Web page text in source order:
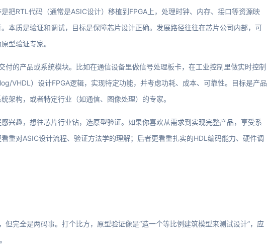
把RTL代码（通常是ASIC设计）移植到FPGA上，处理时钟、内存、接口等资源映
本质是验证和调试，目标是保障芯片设计正确。发展路径往往在芯片公司内部，可
型验证专家。
付的产品或系统模块。比如在通信设备里做信号处理板卡，在工业控制里做实时控制
VHDL）设计FPGA逻辑，实现特定功能，并考虑功耗、成本、可靠性。目标是产品
架构，或者特定行业（如通信、图像处理）的专家。
兴趣，想往芯片行业钻，选原型验证。如果你喜欢从需求到实现完整产品，享受系
重对ASIC设计流程、验证方法学的理解；后者更看重扎实的HDL编码能力、硬件调
但完全是两码事。打个比方，原型验证像是“造一个等比例建筑模型来测试设计”，应